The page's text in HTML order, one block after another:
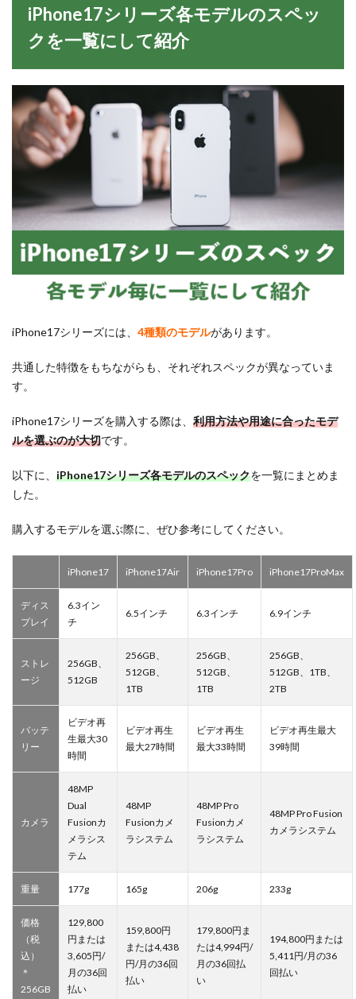
iPhone17シリーズ各モデルのスペッ
クを一覧にして紹介
iPhone17シリーズには、 4種類のモデルがあります。
共通した特徴をもちながらも、それぞれスペックが異なっていま
す。
iPhone17シリーズを購入する際は、 利用方法や用途に合ったモデ
ルを選ぶのが大切です。
以下に、 iPhone17シリーズ各モデルのスペックを一覧にまとめま
した。
購入するモデルを選ぶ際に、ぜひ参考にしてください。
iPhone17 iPhone17Air iPhone17Pro iPhone17ProMax
ディス
プレイ
6.3イン
チ
6.5インチ 6.3インチ 6.9インチ
ストレ
ージ
256GB、
512GB
256GB、
512GB、
1TB
256GB、
512GB、
1TB
256GB、
512GB、1TB、
2TB
バッテ
リー
ビデオ再
生最大30
時間
ビデオ再生
最大27時間
ビデオ再生
最大33時間
ビデオ再生最大
39時間
カメラ
48MP
Dual
Fusionカ
メラシス
テム
48MP
Fusionカメ
ラシステム
48MP Pro
Fusionカメ
ラシステム
48MP Pro Fusion
カメラシステム
重量 177g 165g 206g 233g
価格
（税
込）
＊
256GB
129,800
円または
3,605円/
月の36回
払い
159,800円
または4,438
円/月の36回
払い
179,800円ま
たは4,994円/
月の36回払
い
194,800円または
5,411円/月の36
回払い